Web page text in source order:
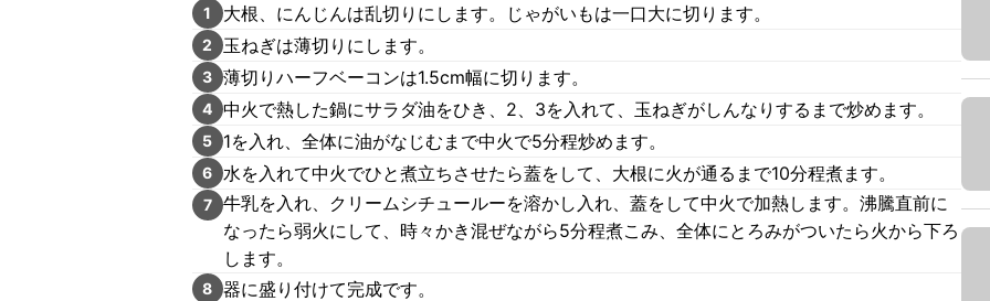
1 大根、にんじんは乱切りにします。じゃがいもは一口大に切ります。
2 玉ねぎは薄切りにします。
3 薄切りハーフベーコンは1.5cm幅に切ります。
4 中火で熱した鍋にサラダ油をひき、2、3を入れて、玉ねぎがしんなりするまで炒めます。
5 1を入れ、全体に油がなじむまで中火で5分程炒めます。
6 水を入れて中火でひと煮立ちさせたら蓋をして、大根に火が通るまで10分程煮ます。
7 牛乳を入れ、クリームシチュールーを溶かし入れ、蓋をして中火で加熱します。沸騰直前に
なったら弱火にして、時々かき混ぜながら5分程煮こみ、全体にとろみがついたら火から下ろ
します。
8 器に盛り付けて完成です。